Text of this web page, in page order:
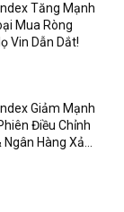
Tăng Mạnh
Mua Ròng
Vin Dẫn Dắt!
Giảm Mạnh
Điều Chỉnh
Hàng Xả...